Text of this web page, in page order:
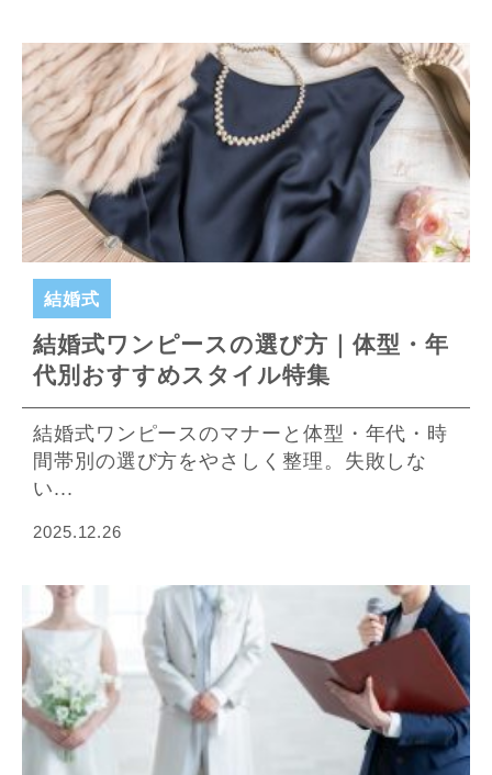
結婚式
結婚式ワンピースの選び方｜体型・年
代別おすすめスタイル特集
結婚式ワンピースのマナーと体型・年代・時
間帯別の選び方をやさしく整理。失敗しな
い...
2025.12.26